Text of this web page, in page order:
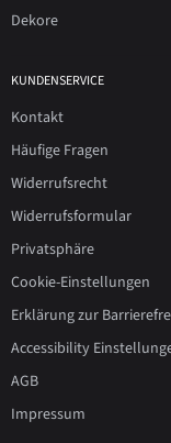
Dekore
KUNDENSERVICE
Kontakt
Häufige Fragen
Widerrufsrecht
Widerrufsformular
Privatsphäre
Cookie-Einstellungen
Erklärung zur
Accessibility
AGB
Impressum